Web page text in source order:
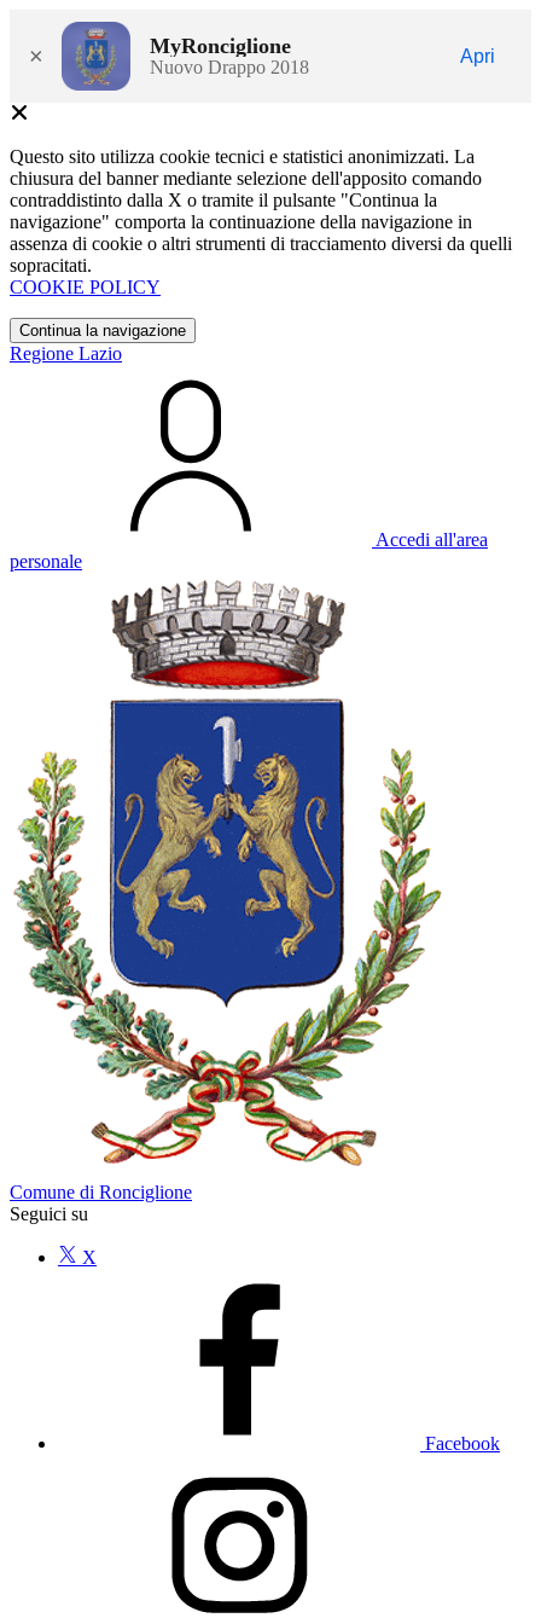
× MyRonciglione
Nuovo Drappo 2018
Apri
Questo sito utilizza cookie tecnici e statistici anonimizzati. La
chiusura del banner mediante selezione dell'apposito comando
contraddistinto dalla X o tramite il pulsante "Continua la
navigazione" comporta la continuazione della navigazione in
assenza di cookie o altri strumenti di tracciamento diversi da quelli
sopracitati.
COOKIE POLICY
Continua la navigazione
Regione Lazio
Accedi all'area
personale
Comune di Ronciglione
Seguici su
X
Facebook